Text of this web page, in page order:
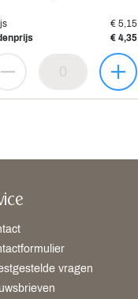
€ 5,15
€ 4,35
vragen